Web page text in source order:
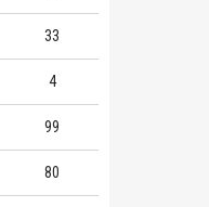
33
4
99
80